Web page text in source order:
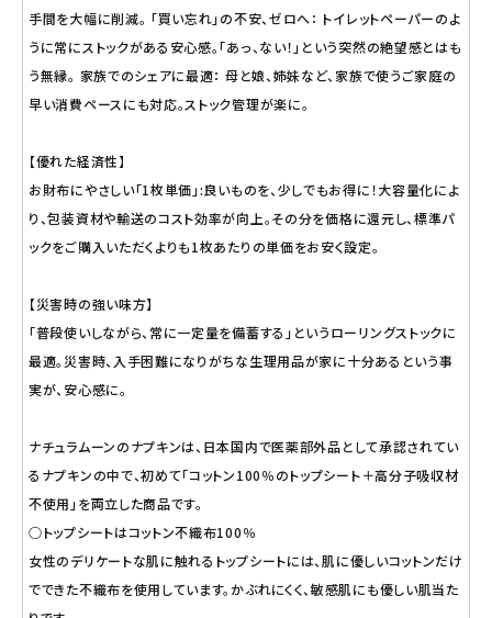
手間を大幅に削減。 「買い忘れ」の不安、ゼロへ： トイレットペーパーのよ
うに常にストックがある安心感。「あっ、ない！」という突然の絶望感とはも
う無縁。 家族でのシェアに最適： 母と娘、姉妹など、家族で使うご家庭の
早い消費ペースにも対応。ストック管理が楽に。
【優れた経済性】
お財布にやさしい「1枚単価」:良いものを、少しでもお得に！大容量化によ
り、包装資材や輸送のコスト効率が向上。その分を価格に還元し、標準パ
ックをご購入いただくよりも1枚あたりの単価をお安く設定。
【災害時の強い味方】
「普段使いしながら、常に一定量を備蓄する」というローリングストックに
最適。災害時、入手困難になりがちな生理用品が家に十分あるという事
実が、安心感に。
ナチュラムーンのナプキンは、日本国内で医薬部外品として承認されてい
るナプキンの中で、初めて「コットン100％のトップシート＋高分子吸収材
不使用」を両立した商品です。
○トップシートはコットン不織布100％
女性のデリケートな肌に触れるトップシートには、肌に優しいコットンだけ
でできた不織布を使用しています。かぶれにくく、敏感肌にも優しい肌当た